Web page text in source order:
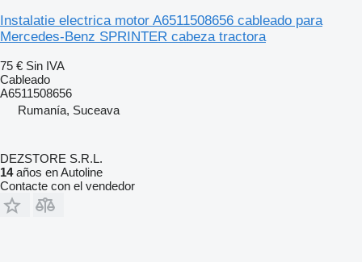
Instalatie electrica motor A6511508656 cableado para
Mercedes-Benz SPRINTER cabeza tractora
75 € Sin IVA
Cableado
A6511508656
Rumanía, Suceava
DEZSTORE S.R.L.
14años en Autoline
Contacte con el vendedor